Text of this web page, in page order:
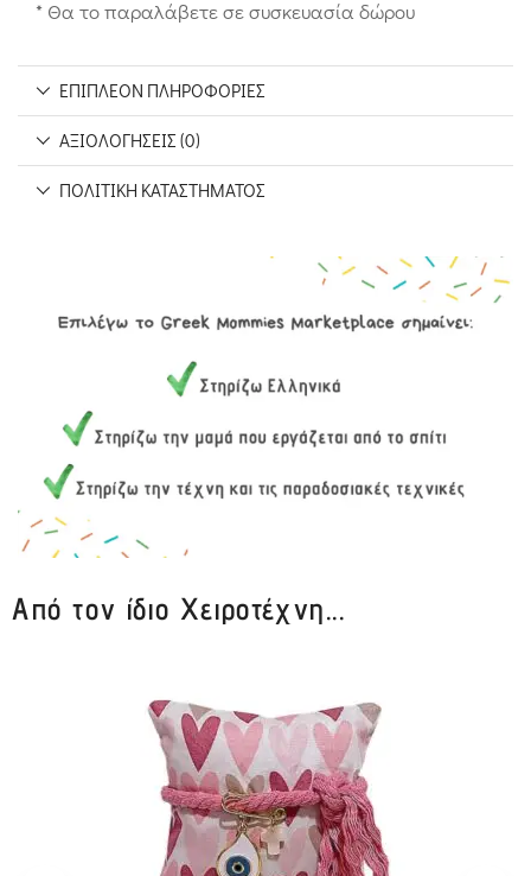
* Θα το παραλάβετε σε συσκευασία δώρου
ΕΠΙΠΛΈΟΝ ΠΛΗΡΟΦΟΡΊΕΣ
ΑΞΙΟΛΟΓΉΣΕΙΣ (0)
ΠΟΛΙΤΙΚΉ ΚΑΤΑΣΤΉΜΑΤΟΣ
Από τον ίδιο Χειροτέχνη...